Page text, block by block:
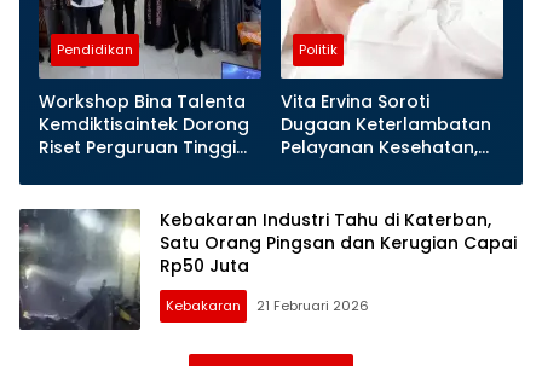
Pendidikan
Workshop Bina Talenta
Kemdiktisaintek Dorong
Riset Perguruan Tinggi
Purworejo
Politik
Vita Ervina Soroti
Dugaan Keterlambatan
Pelayanan Kesehatan,
Penguatan Etika Tenaga
Medis
Kebakaran Industri Tahu di Katerban,
Satu Orang Pingsan dan Kerugian Capai
Rp50 Juta
Kebakaran 21 Februari 2026